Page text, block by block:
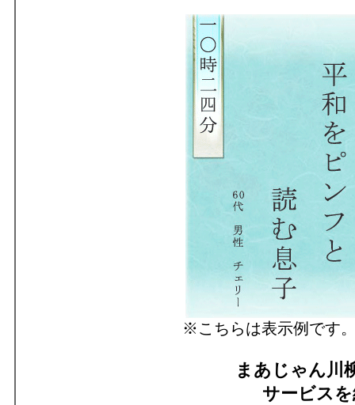
※こちらは表示例です
まあじゃん川
サービス